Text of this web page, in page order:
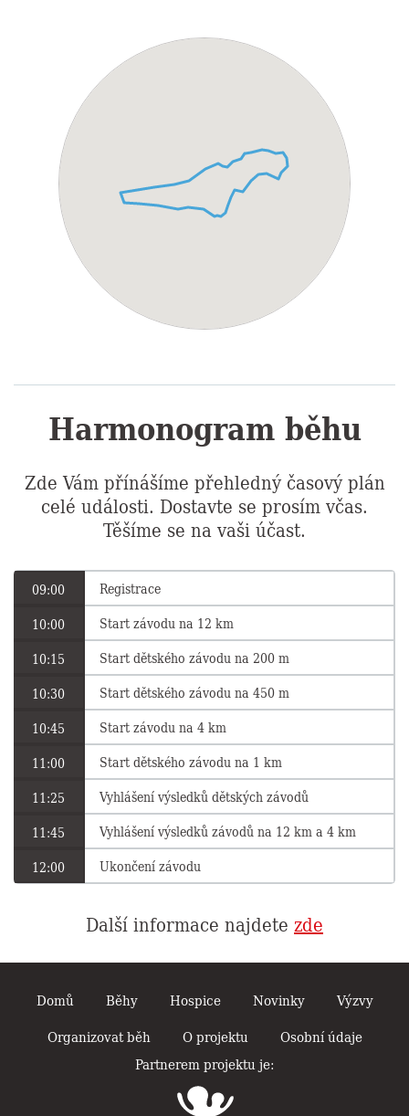
Harmonogram běhu
Zde Vám přínášíme přehledný časový plán
celé události. Dostavte se prosím včas.
Těšíme se na vaši účast.
09:00
Registrace
10:00
Start závodu na 12 km
10:15
Start dětského závodu na 200 m
10:30
Start dětského závodu na 450 m
10:45
Start závodu na 4 km
11:00
Start dětského závodu na 1 km
11:25
Vyhlášení výsledků dětských závodů
11:45
Vyhlášení výsledků závodů na 12 km a 4 km
12:00
Ukončení závodu
Další informace najdete zde
Domů Běhy Hospice Novinky
Výzvy
Organizovat běh
O projektu
Osobní údaje
Partnerem projektu je: